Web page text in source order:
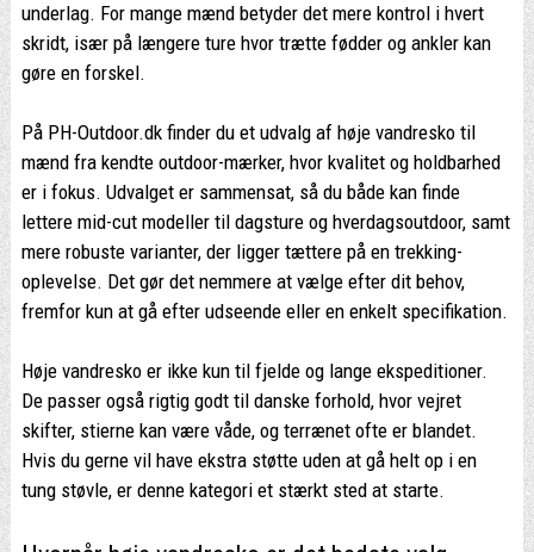
underlag. For mange mænd betyder det mere kontrol i hvert
skridt, især på længere ture hvor trætte fødder og ankler kan
gøre en forskel.
På PH-Outdoor.dk finder du et udvalg af høje vandresko til
mænd fra kendte outdoor-mærker, hvor kvalitet og holdbarhed
er i fokus. Udvalget er sammensat, så du både kan finde
lettere mid-cut modeller til dagsture og hverdagsoutdoor, samt
mere robuste varianter, der ligger tættere på en trekking-
oplevelse. Det gør det nemmere at vælge efter dit behov,
fremfor kun at gå efter udseende eller en enkelt specifikation.
Høje vandresko er ikke kun til fjelde og lange ekspeditioner.
De passer også rigtig godt til danske forhold, hvor vejret
skifter, stierne kan være våde, og terrænet ofte er blandet.
Hvis du gerne vil have ekstra støtte uden at gå helt op i en
tung støvle, er denne kategori et stærkt sted at starte.